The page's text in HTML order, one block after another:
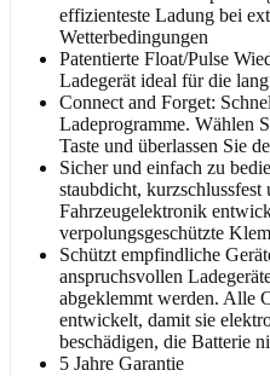
effizienteste Ladung bei
Wetterbedingungen
Patentierte Float/Pulse
Ladegerät ideal für die
Connect and Forget:
Ladeprogramme. Wählen
Taste und überlassen Sie
Sicher und einfach zu
staubdicht, kurzschlussfest
Fahrzeugelektronik
verpolungsgeschützte
Schützt empfindliche
anspruchsvollen
abgeklemmt werden. Alle
entwickelt, damit sie
beschädigen, die Batterie
5 Jahre Garantie